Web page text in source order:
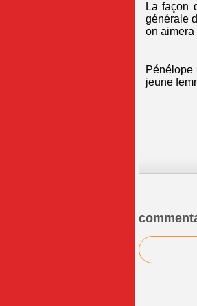
La façon
générale
on
jeune